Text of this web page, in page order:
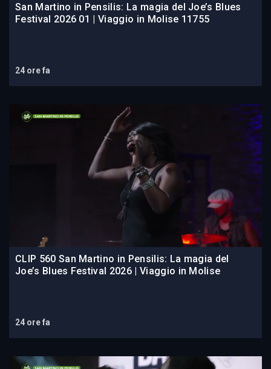
San Martino in Pensilis: La magia del Joe’s Blues
Festival 2026 01 | Viaggio in Molise 11755
24 ore fa
CLIP 560 San Martino in Pensilis: La magia del
Joe’s Blues Festival 2026 | Viaggio in Molise
24 ore fa